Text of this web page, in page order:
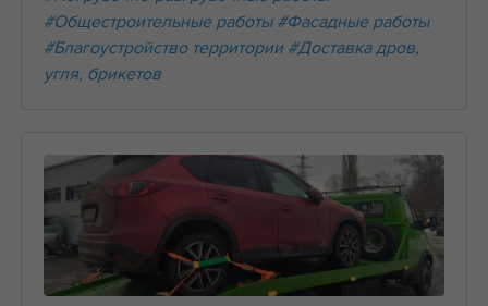
#Общестроительные работы #Фасадные работы
#Благоустройство территории #Доставка дров,
угля, брикетов